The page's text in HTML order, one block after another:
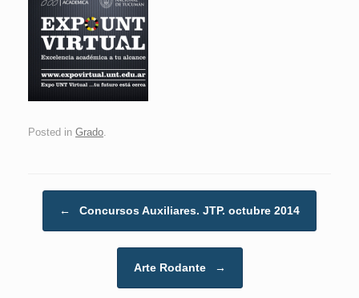
Posted in Grado
← Concursos Auxiliares. JTP. octubre 2014
Arte Rodante →